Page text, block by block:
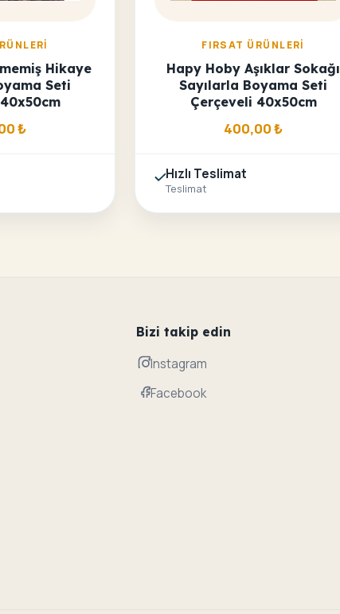
Hikaye
Seti
₺
FIRSAT ÜRÜNLERI
Hapy Hoby Aşıklar Sokağı
Sayılarla Boyama Seti
Çerçeveli 40x50cm
400,00₺
Hızlı Teslimat
Teslimat
Bizi takip edin
Instagram
Facebook